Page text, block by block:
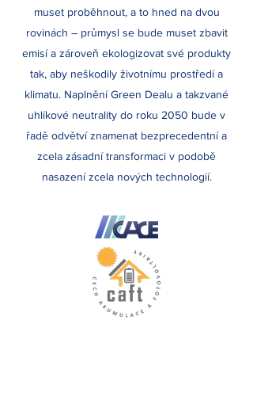
muset proběhnout, a to hned na dvou
rovinách – průmysl se bude muset zbavit
emisí a zároveň ekologizovat své produkty
tak, aby neškodily životnímu prostředí a
klimatu. Naplnění Green Dealu a takzvané
uhlíkové neutrality do roku 2050 bude v
řadě odvětví znamenat bezprecedentní a
zcela zásadní transformaci v podobě
nasazení zcela nových technologií.